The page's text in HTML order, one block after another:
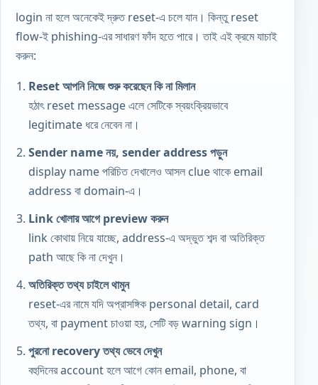
login না হলে অনেকেই দ্রুত reset-এ চলে যান। কিন্তু reset
flow-ই phishing-এর সাধারণ ফাঁদ হতে পারে। তাই এই ক্রমে যাচাই
করুন:
Reset আপনি নিজে শুরু করেছেন কি না মিলান
হঠাৎ reset message এলে সেটিকে স্বয়ংক্রিয়ভাবে
legitimate ধরে নেবেন না।
Sender name নয়, sender address পড়ুন
display name পরিচিত দেখালেও আসল clue থাকে email
address বা domain-এ।
Link খোলার আগে preview করুন
link কোথায় নিয়ে যাচ্ছে, address-এ অদ্ভুত শব্দ বা অতিরিক্ত
path আছে কি না দেখুন।
অতিরিক্ত তথ্য চাইলে থামুন
reset-এর নামে যদি অপ্রাসঙ্গিক personal detail, card
তথ্য, বা payment চাওয়া হয়, সেটি বড় warning sign।
পুরনো recovery তথ্য ভেবে দেখুন
বহুদিনের account হলে আগে কোন email, phone, বা